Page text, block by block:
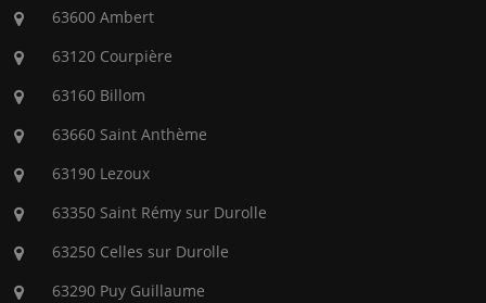
63600 Ambert
63120 Courpière
63160 Billom
63660 Saint Anthème
63190 Lezoux
63350 Saint Rémy sur Durolle
63250 Celles sur Durolle
63290 Puy Guillaume